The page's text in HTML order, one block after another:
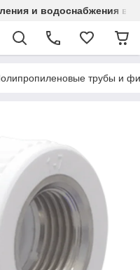
и водоснабжения в
трубы и